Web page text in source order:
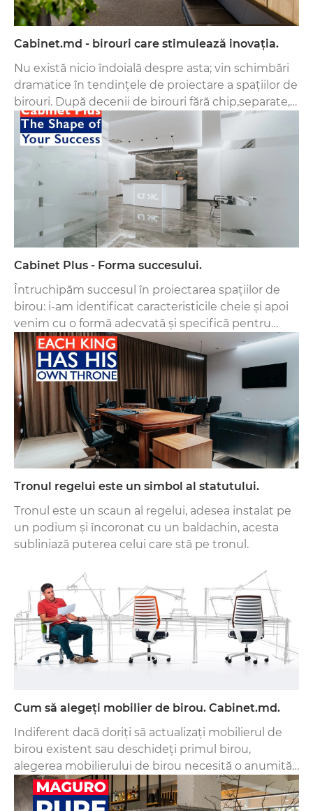
Cabinet.md - birouri care stimulează inovația.
Nu există nicio îndoială despre asta; vin schimbări
dramatice în tendințele de proiectare a spațiilor de
birouri. După decenii de birouri fără chip,separate,
multe companii cred acum că sunt necesare spații
primitoare și umanizate pentru a stimula inovația.
Cabinet Plus - Forma succesului.
Întruchipăm succesul în proiectarea spațiilor de
birou: i-am identificat caracteristicile cheie și apoi
venim cu o formă adecvată și specifică pentru
acestea. Rezultatul muncii noastre poate fi văzut
în portofoliul nostru.
Tronul regelui este un simbol al statutului.
Tronul este un scaun al regelui, adesea instalat pe
un podium și încoronat cu un baldachin, acesta
subliniază puterea celui care stă pe tronul.
Cum să alegeți mobilier de birou. Cabinet.md.
Indiferent dacă doriți să actualizați mobilierul de
birou existent sau deschideți primul birou,
alegerea mobilierului de birou necesită o anumită
prevedere.